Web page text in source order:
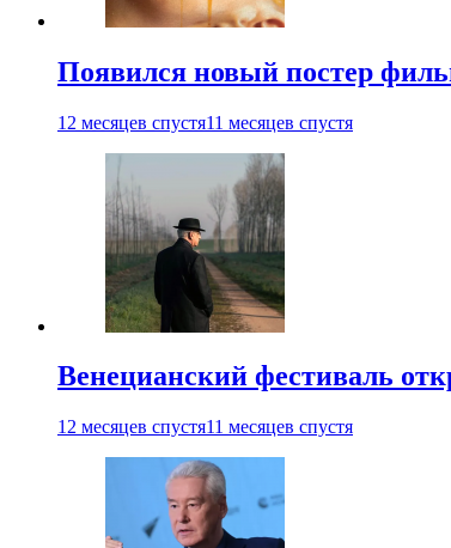
Появился новый постер
12 месяцев спустя11 месяцев спустя
Венецианский фестиваль
12 месяцев спустя11 месяцев спустя